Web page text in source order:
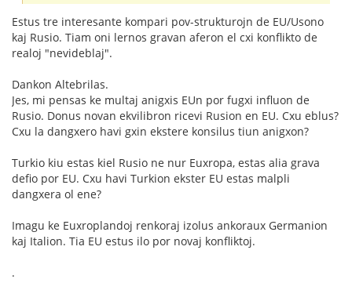
Estus tre interesante kompari pov-strukturojn de EU/Usono
kaj Rusio. Tiam oni lernos gravan aferon el cxi konflikto de
realoj "nevideblaj".
Dankon Altebrilas.
Jes, mi pensas ke multaj anigxis EUn por fugxi influon de
Rusio. Donus novan ekvilibron ricevi Rusion en EU. Cxu eblus?
Cxu la dangxero havi gxin ekstere konsilus tiun anigxon?
Turkio kiu estas kiel Rusio ne nur Euxropa, estas alia grava
defio por EU. Cxu havi Turkion ekster EU estas malpli
dangxera ol ene?
Imagu ke Euxroplandoj renkoraj izolus ankoraux Germanion
kaj Italion. Tia EU estus ilo por novaj konfliktoj.
.